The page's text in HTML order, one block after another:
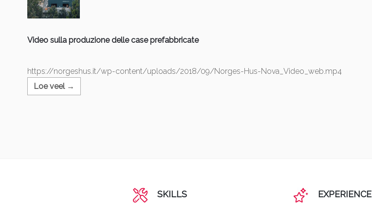
Video sulla produzione delle case prefabbricate
https://norgeshus.it/wp-content/uploads/2018/09/Norges-Hus-Nova_Video_web.mp4
Loe veel →
SKILLS EXPERIENCE